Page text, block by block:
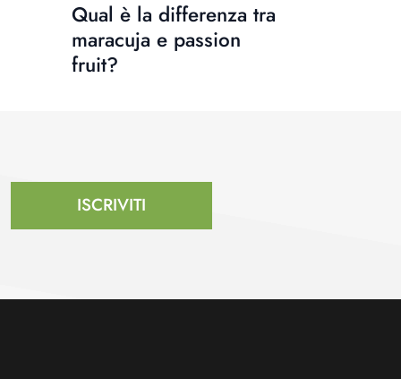
Qual è la differenza tra
maracuja e passion
fruit?
ISCRIVITI